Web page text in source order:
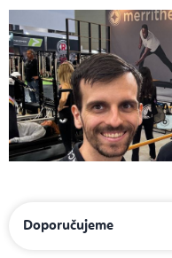
Doporučujeme